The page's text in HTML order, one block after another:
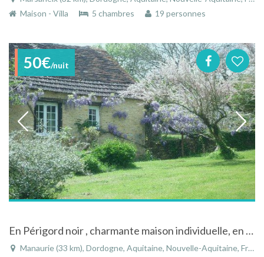
Maison - Villa
5 chambres 19 personnes
50€/nuit
En Périgord noir , charmante maison individuelle, en pierre à Manaurie en Aquitaine
Manaurie (33 km), Dordogne, Aquitaine, Nouvelle-Aquitaine, France